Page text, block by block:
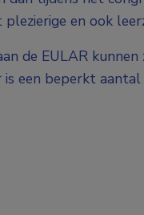
en ook
de EULAR kunnen
is een beperkt